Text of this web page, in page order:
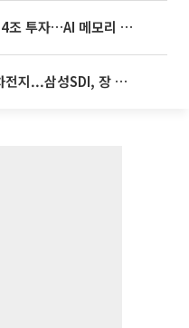
SK하이닉스, 용인·청주에 54조 투자…AI 메모리 생산기지 키운다
[특징주] 반도체 온기 탄 2차전지...삼성SDI, 장 초반 7% 넘게 껑충